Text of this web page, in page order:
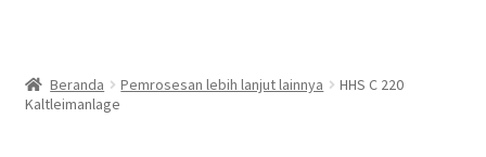
Beranda Pemrosesan lebih lanjut lainnya
HHS C 220
Kaltleimanlage